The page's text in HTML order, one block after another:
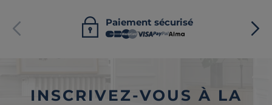
Paiement sécurisé
INSCRIVEZ-VOUS À LA